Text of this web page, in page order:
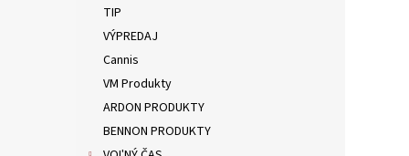
TIP
VÝPREDAJ
Cannis
VM Produkty
ARDON PRODUKTY
BENNON PRODUKTY